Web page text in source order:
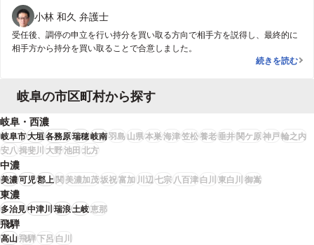
小林 和久 弁護士
受任後、調停の申立を行い持分を買い取る方向で相手方を説得し、最終的に
相手方から持分を買い取ることで合意しました。
共有している
続きを読む
岐阜の市区町村から探す
岐阜・西濃
岐阜市大垣各務原瑞穂岐南羽島 山県本巣海津笠松養老垂井関ケ原神戸輪之内
安八揖斐川 大野池田北方
中濃
美濃可児郡上関美濃加茂坂祝富加 川辺七宗八百津白川東白川御嵩
東濃
多治見中津川瑞浪土岐恵那
飛騨
高山飛騨下呂 白川